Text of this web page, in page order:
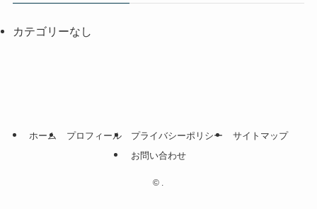
カテゴリーなし
ホーム プロフィール プライバシーポリシー
サイトマップ
お問い合わせ
© .